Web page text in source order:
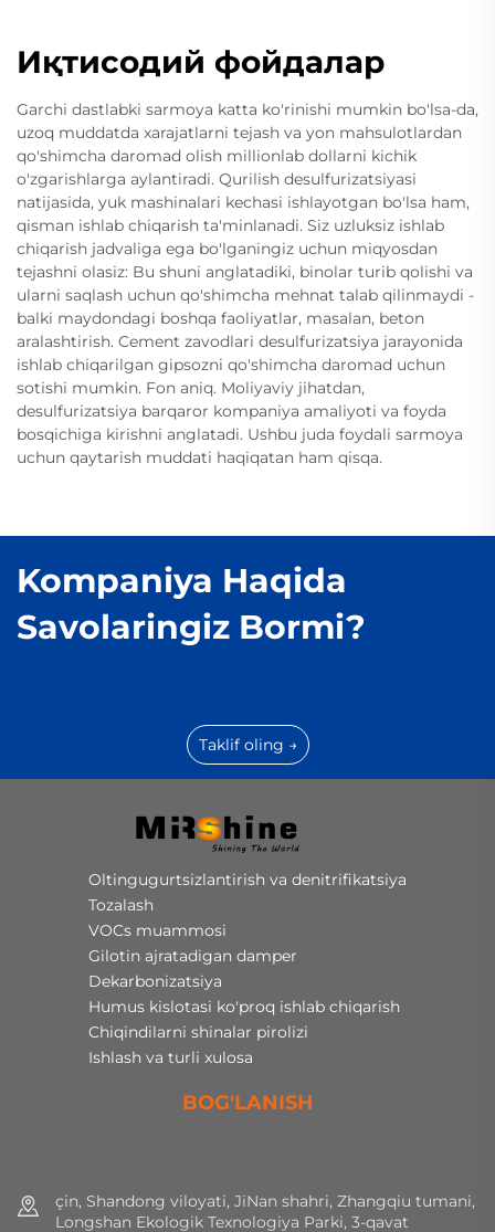
Иқтисодий фойдалар
Garchi dastlabki sarmoya katta ko'rinishi mumkin bo'lsa-da,
uzoq muddatda xarajatlarni tejash va yon mahsulotlardan
qo'shimcha daromad olish millionlab dollarni kichik
o'zgarishlarga aylantiradi. Qurilish desulfurizatsiyasi
natijasida, yuk mashinalari kechasi ishlayotgan bo'lsa ham,
qisman ishlab chiqarish ta'minlanadi. Siz uzluksiz ishlab
chiqarish jadvaliga ega bo'lganingiz uchun miqyosdan
tejashni olasiz: Bu shuni anglatadiki, binolar turib qolishi va
ularni saqlash uchun qo'shimcha mehnat talab qilinmaydi -
balki maydondagi boshqa faoliyatlar, masalan, beton
aralashtirish. Cement zavodlari desulfurizatsiya jarayonida
ishlab chiqarilgan gipsozni qo'shimcha daromad uchun
sotishi mumkin. Fon aniq. Moliyaviy jihatdan,
desulfurizatsiya barqaror kompaniya amaliyoti va foyda
bosqichiga kirishni anglatadi. Ushbu juda foydali sarmoya
uchun qaytarish muddati haqiqatan ham qisqa.
Kompaniya Haqida
Savolaringiz Bormi?
Taklif oling →
Oltingugurtsizlantirish va denitrifikatsiya
Tozalash
VOCs muammosi
Gilotin ajratadigan damper
Dekarbonizatsiya
Humus kislotasi ko'proq ishlab chiqarish
Chiqindilarni shinalar pirolizi
Ishlash va turli xulosa
BOG'LANISH
çin, Shandong viloyati, JiNan shahri, Zhangqiu tumani,
Longshan Ekologik Texnologiya Parki, 3-qavat